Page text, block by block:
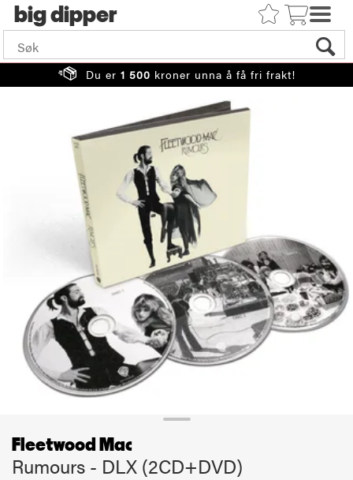
big
Du er 1 500 kroner unna å få fri frakt!
Fleetwood Mac
Rumours - DLX (2CD+DVD)